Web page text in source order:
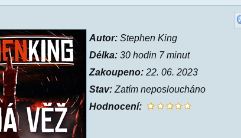
Autor: Stephen King
Délka: 30 hodin 7 minut
Zakoupeno: 22. 06. 2023
Stav: Zatím neposloucháno
Hodnocení: